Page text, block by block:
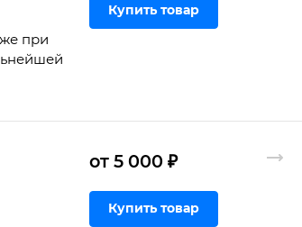
при
Купить товар
от 5 000 ₽
Купить товар